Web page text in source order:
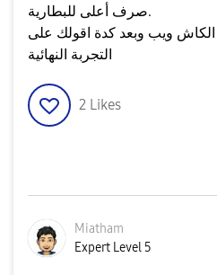
صرف أعلى للبطارية.
ويب وبعد كدة اقولك على
التجربة النهائية
2 Likes
Miatham
Expert Level 5